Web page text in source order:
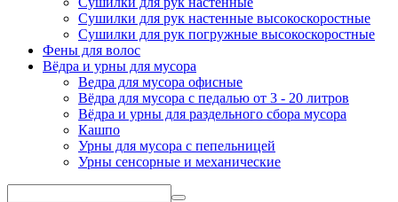
Сушилки для рук настенные высокоскоростные
Сушилки для рук погружные высокоскоростные
Фены для волос
Вёдра и урны для мусора
Ведра для мусора офисные
Вёдра для мусора с педалью от 3 - 20 литров
Вёдра и урны для раздельного сбора мусора
Кашпо
Урны для мусора с пепельницей
Урны сенсорные и механические